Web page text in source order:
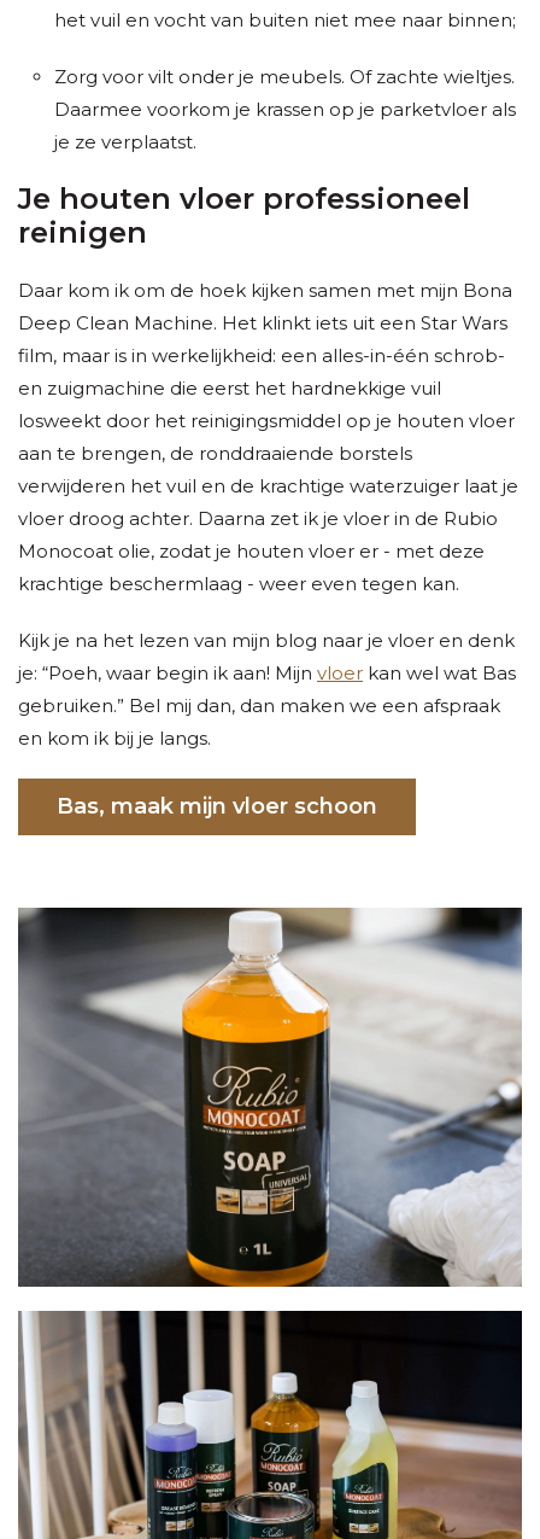
het vuil en vocht van buiten niet mee naar binnen;
Zorg voor vilt onder je meubels. Of zachte wieltjes.
Daarmee voorkom je krassen op je parketvloer als
je ze verplaatst.
Je houten vloer professioneel
reinigen
Daar kom ik om de hoek kijken samen met mijn Bona
Deep Clean Machine. Het klinkt iets uit een Star Wars
film, maar is in werkelijkheid: een alles-in-één schrob-
en zuigmachine die eerst het hardnekkige vuil
losweekt door het reinigingsmiddel op je houten vloer
aan te brengen, de ronddraaiende borstels
verwijderen het vuil en de krachtige waterzuiger laat je
vloer droog achter. Daarna zet ik je vloer in de Rubio
Monocoat olie, zodat je houten vloer er - met deze
krachtige beschermlaag - weer even tegen kan.
Kijk je na het lezen van mijn blog naar je vloer en denk
je: “Poeh, waar begin ik aan! Mijn vloer kan wel wat Bas
gebruiken.” Bel mij dan, dan maken we een afspraak
en kom ik bij je langs.
Bas, maak mijn vloer schoon